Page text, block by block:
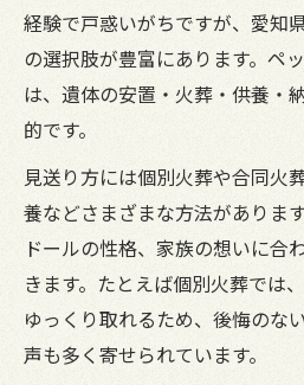
方
愛知県で選ばれる心
ペット葬儀で後悔し
ペット葬儀なら愛知県で
方法
ペット葬儀前の正し
火葬前に知っておき
ラグドールに適した
愛知県でペット葬儀を
経験で戸惑いがちですが、愛知
の選択肢が豊富にあります。ペ
は、遺体の安置・火葬・供養・
的です。
見送り方には個別火葬や合同火
養などさまざまな方法がありま
ドールの性格、家族の想いに合
きます。たとえば個別火葬では
ゆっくり取れるため、後悔のな
声も多く寄せられています。